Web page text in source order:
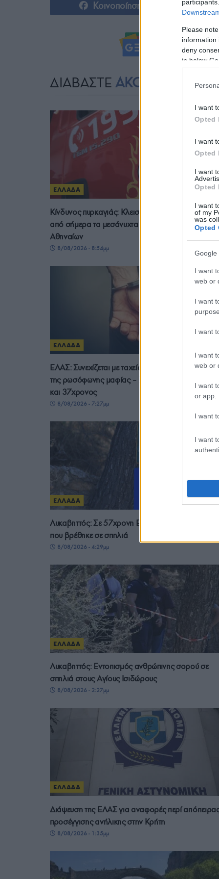
Please
information
deny
in below
I want
Opted
I want
Opted
I want
Opted
I want
of my
was
Opted
Google
I want
web or
I want
I want
I want
web or
I want
or app.
I want
I want
Κοινοποίηση
ΔΙΑΒΑΣΤΕ ΑΚΟΜΗ
ΕΛΛΑΔΑ
Κίνδυνος πυρκαγιάς: Κλειστός ο λόφος
από σήμερα τα μεσάνυχτα – Η έκκληση του Δήμου
Αθηναίων
8/08/2026 - 8:54μμ
ΕΛΛΑΔΑ
ΕΛΑΣ: Συνεχίζεται με ταχείς ρυθμούς η εξάρθρωση
της ρωσόφωνης μαφίας – Συνελήφθησαν
και 37χρονος
8/08/2026 - 7:27μμ
ΕΛΛΑΔΑ
Λυκαβηττός: Σε 57χρονη Ελληνίδα ανήκει η σορός
που βρέθηκε σε σπηλιά
8/08/2026 - 4:29μμ
ΕΛΛΑΔΑ
Λυκαβηττός: Εντοπισμός ανθρώπινης σορού σε
σπηλιά στους Αγίους Ισιδώρους
8/08/2026 - 2:27μμ
ΕΛΛΑΔΑ
Διάψευση της ΕΛΑΣ για αναφορές περί
προσέγγισης ανήλικης στην Κρήτη
8/08/2026 - 1:35μμ